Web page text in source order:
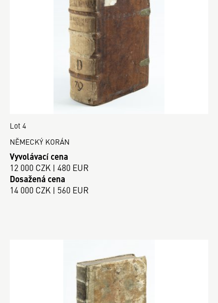
Lot 4
NĚMECKÝ KORÁN
Vyvolávací cena
12 000 CZK | 480 EUR
Dosažená cena
14 000 CZK | 560 EUR